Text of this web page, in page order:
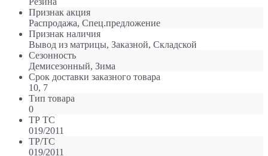
Признак акция
Распродажа, Спец.предложение
Признак наличия
Вывод из матрицы, Заказной, Складской
Сезонность
Демисезонный, Зима
Срок доставки заказного товара
10, 7
Тип товара
0
ТР ТС
019/2011
ТР/ТС
019/2011